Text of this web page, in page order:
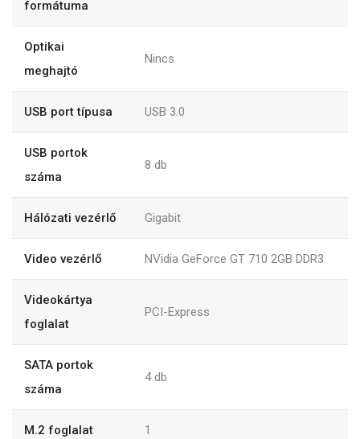
formátuma
Optikai
meghajtó
Nincs
USB port típusa USB 3.0
USB portok
száma
8 db
Hálózati vezérlő Gigabit
Video vezérlő NVidia GeForce GT 710 2GB DDR3
Videokártya
foglalat
PCI-Express
SATA portok
száma
4 db
M.2 foglalat 1